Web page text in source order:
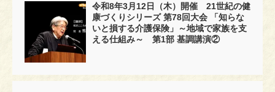
令和8年3月12日（木）開催 21世紀の健
康づくりシリーズ 第78回大会 「知らな
いと損する介護保険」～地域で家族を支
える仕組み～ 第1部 基調講演②